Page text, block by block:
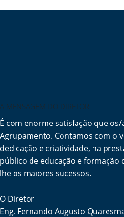
A MENSAGEM DO DIRETOR
É com enorme satisfação que
Agrupamento. Contamos com o
dedicação e criatividade, na
público de educação e formação
lhe os maiores sucessos.
O Diretor
Eng. Fernando Augusto